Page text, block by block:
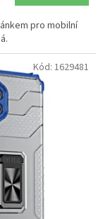
pro mobilní
Kód: 1629481